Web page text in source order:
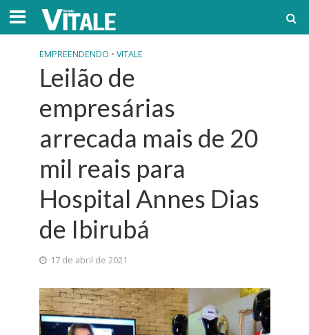
EMPREENDENDO • VITALE
Leilão de
empresárias
arrecada mais de 20
mil reais para
Hospital Annes Dias
de Ibirubá
17 de abril de 2021